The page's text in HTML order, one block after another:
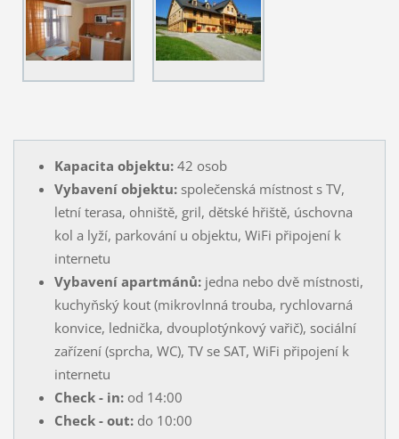
Kapacita objektu:42 osob
Vybavení objektu:společenská místnost s TV,
letní terasa, ohniště, gril, dětské hřiště, úschovna
kol a lyží, parkování u objektu, WiFi připojení k
internetu
Vybavení apartmánů:jedna nebo dvě místnosti,
kuchyňský kout (mikrovlnná trouba, rychlovarná
konvice, lednička, dvouplotýnkový vařič), sociální
zařízení (sprcha, WC), TV se SAT, WiFi připojení k
internetu
Check - in:od 14:00
Check - out:do 10:00